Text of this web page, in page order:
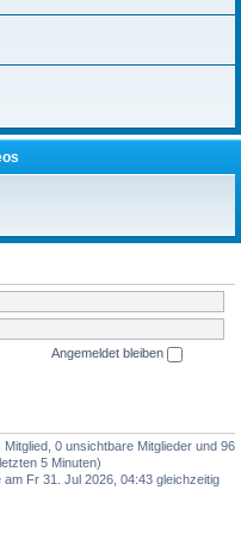
Angemeldet bleiben
0 unsichtbare Mitglieder und 96
5 Minuten)
am Fr 31. Jul 2026, 04:43 gleichzeitig